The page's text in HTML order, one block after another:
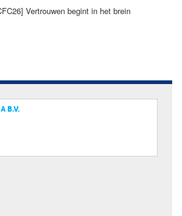
Vertrouwen begint in het brein
B.V.